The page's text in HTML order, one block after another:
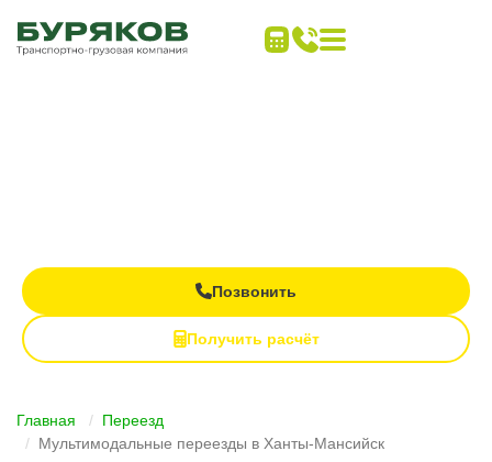
Позвонить
Получить расчёт
Главная
Переезд
Мультимодальные переезды в Ханты-Мансийск